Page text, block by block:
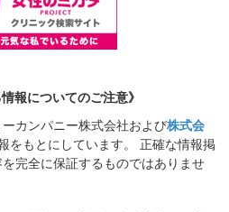
報についてのご注意》
カンパニー株式会社および株式会
をもとにしています。 正確な情報掲
完全に保証するものではありませ